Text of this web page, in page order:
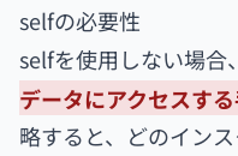
selfの必要性
selfを使用しない場合、
データにアクセスす
略すると、どのイン